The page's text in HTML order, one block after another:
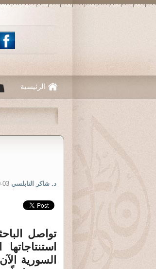
الرئيسية
د. شاكر النابلسي 03
تواصل
السورية